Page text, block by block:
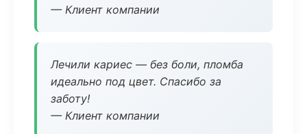
— Клиент компании
Лечили кариес — без боли, пломба
идеально под цвет. Спасибо за
заботу!
— Клиент компании